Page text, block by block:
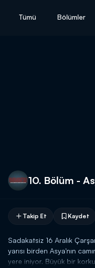
Tümü Bölümler
10. Bölüm -
Takip Et Kaydet
Sadakatsiz 16 Aralık
yarısı birden Asya'nın
yere iniyor. Büyük bir